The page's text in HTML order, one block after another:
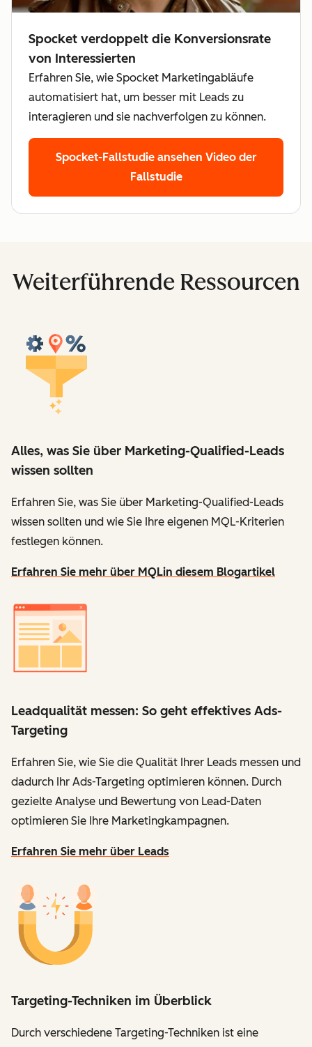
Spocket verdoppelt die Konversionsrate
von Interessierten
Erfahren Sie, wie Spocket Marketingabläufe
automatisiert hat, um besser mit Leads zu
interagieren und sie nachverfolgen zu können.
Spocket-Fallstudie ansehen Video der
Fallstudie
Weiterführende Ressourcen
Alles, was Sie über Marketing-Qualified-Leads
wissen sollten
Erfahren Sie, was Sie über Marketing-Qualified-Leads
wissen sollten und wie Sie Ihre eigenen MQL-Kriterien
festlegen können.
Erfahren Sie mehr über MQLin diesem Blogartikel
Leadqualität messen: So geht effektives Ads-
Targeting
Erfahren Sie, wie Sie die Qualität Ihrer Leads messen und
dadurch Ihr Ads-Targeting optimieren können. Durch
gezielte Analyse und Bewertung von Lead-Daten
optimieren Sie Ihre Marketingkampagnen.
Erfahren Sie mehr über Leads
Targeting-Techniken im Überblick
Durch verschiedene Targeting-Techniken ist eine